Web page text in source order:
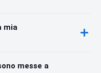
mia
messe a